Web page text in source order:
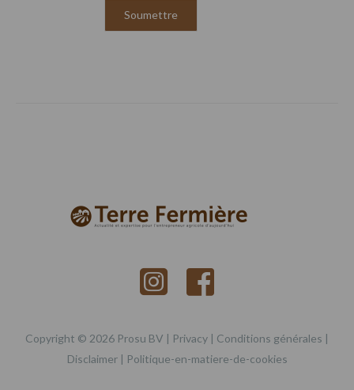
Copyright © 2026 Prosu BV | Privacy | Conditions générales |
Disclaimer| Politique-en-matiere-de-cookies